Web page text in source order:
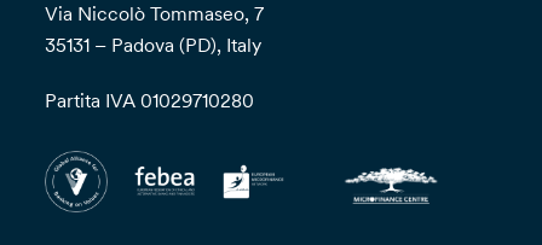
Via Niccolò Tommaseo, 7
35131 – Padova (PD), Italy
Partita IVA 01029710280